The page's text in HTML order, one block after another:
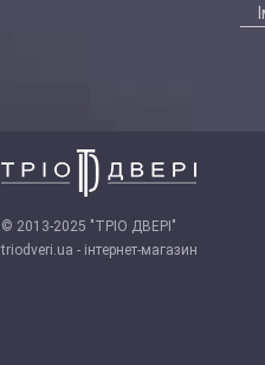
© 2013-2025 "ТРІО ДВЕРІ"
triodveri.ua - інтернет-магазин